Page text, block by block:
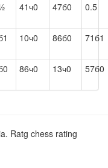
41ч0 47б0 0.5
10ч0 86б0 71б1
86ч0 13ч0 57б0
Ratg chess rating